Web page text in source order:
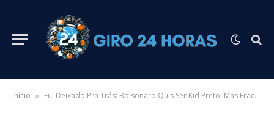
Início » Fui Deixado Pra Trás: Bolsonaro Quis Ser Kid Preto, Mas Fracassou 2 Vezes